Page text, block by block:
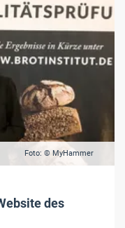
Foto: © MyHammer
des